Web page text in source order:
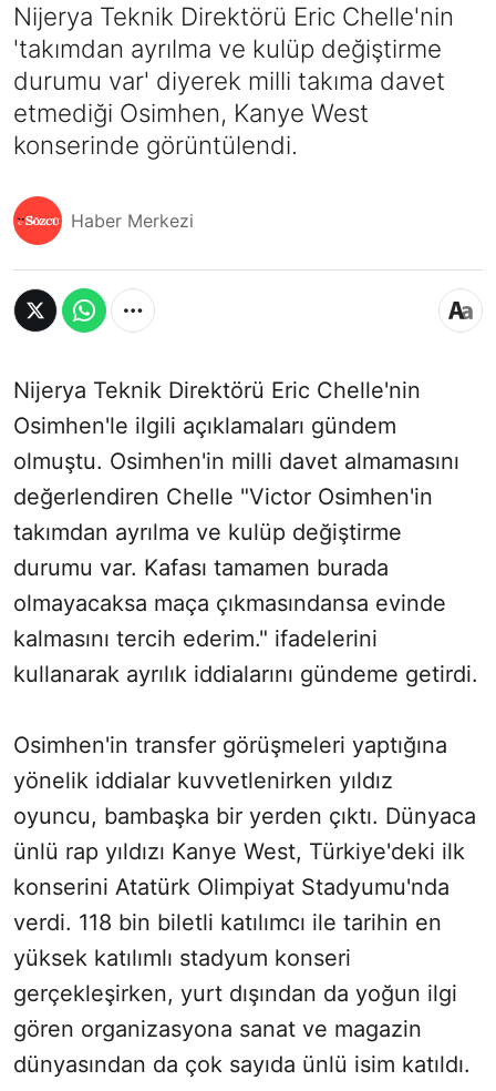
Nijerya Teknik Direktörü Eric Chelle'nin
'takımdan ayrılma ve kulüp değiştirme
durumu var' diyerek milli takıma davet
etmediği Osimhen, Kanye West
konserinde görüntülendi.
Haber Merkezi
Nijerya Teknik Direktörü Eric Chelle'nin
Osimhen'le ilgili açıklamaları gündem
olmuştu. Osimhen'in milli davet almamasını
değerlendiren Chelle "Victor Osimhen'in
takımdan ayrılma ve kulüp değiştirme
durumu var. Kafası tamamen burada
olmayacaksa maça çıkmasındansa evinde
kalmasını tercih ederim." ifadelerini
kullanarak ayrılık iddialarını gündeme getirdi.
Osimhen'in transfer görüşmeleri yaptığına
yönelik iddialar kuvvetlenirken yıldız
oyuncu, bambaşka bir yerden çıktı. Dünyaca
ünlü rap yıldızı Kanye West, Türkiye'deki ilk
konserini Atatürk Olimpiyat Stadyumu'nda
verdi. 118 bin biletli katılımcı ile tarihin en
yüksek katılımlı stadyum konseri
gerçekleşirken, yurt dışından da yoğun ilgi
gören organizasyona sanat ve magazin
dünyasından da çok sayıda ünlü isim katıldı.